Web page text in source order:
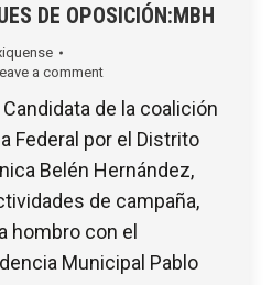
DE OPOSICIÓN:MBH
a comment
Candidata de la coalición
Federal por el Distrito
Belén Hernández,
de campaña,
hombro con el
Municipal Pablo